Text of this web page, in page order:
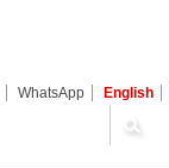
WhatsApp English